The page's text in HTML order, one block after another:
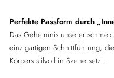
Perfekte Passform durch
Das Geheimnis unserer
einzigartigen Schnittführung,
Körpers stilvoll in Szene setzt.